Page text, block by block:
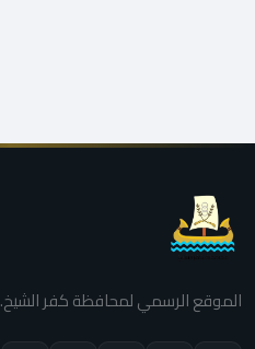
الموقع الرسمي لمحافظة كفر الشيخ.